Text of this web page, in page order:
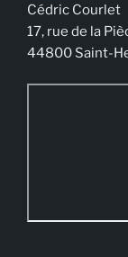
Cédric Courlet
17, rue de la
44800 Saint-